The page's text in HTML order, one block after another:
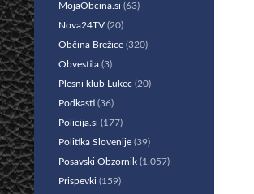
MojaObcina.si (63)
Nova24TV (20)
Občina Brežice (320)
Obvestila (3)
Plesni klub Lukec (20)
Podkasti (36)
Policija.si (177)
Politika Slovenije (39)
Posavski Obzornik (1.057)
Prispevki (159)